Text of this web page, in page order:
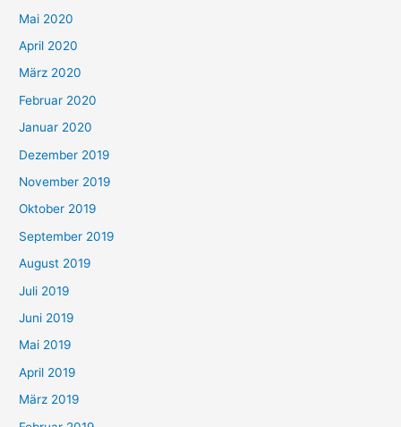
Mai 2020
April 2020
März 2020
Februar 2020
Januar 2020
Dezember 2019
November 2019
Oktober 2019
September 2019
August 2019
Juli 2019
Juni 2019
Mai 2019
April 2019
März 2019